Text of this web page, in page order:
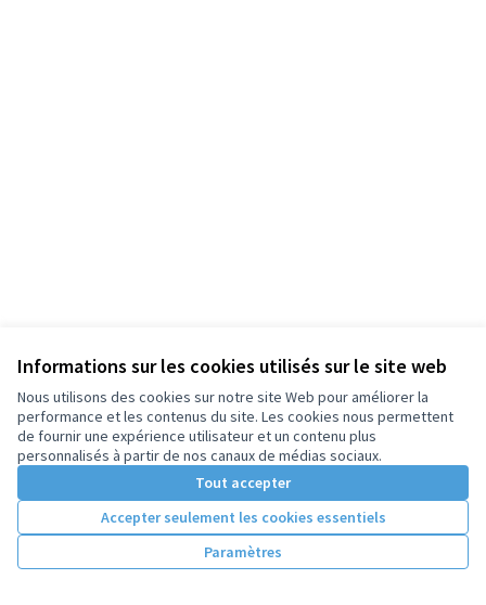
Informations sur les cookies utilisés sur le site web
Nous utilisons des cookies sur notre site Web pour améliorer la
performance et les contenus du site. Les cookies nous permettent
de fournir une expérience utilisateur et un contenu plus
personnalisés à partir de nos canaux de médias sociaux.
Tout accepter
Accepter seulement les cookies essentiels
Paramètres